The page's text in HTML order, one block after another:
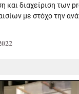
και διαχείριση των
με στόχο την